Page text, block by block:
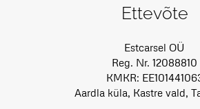
Ettevõte
Estcarsel OÜ
Reg. Nr. 12088810
KMKR:
Aardla küla, Kastre vald,